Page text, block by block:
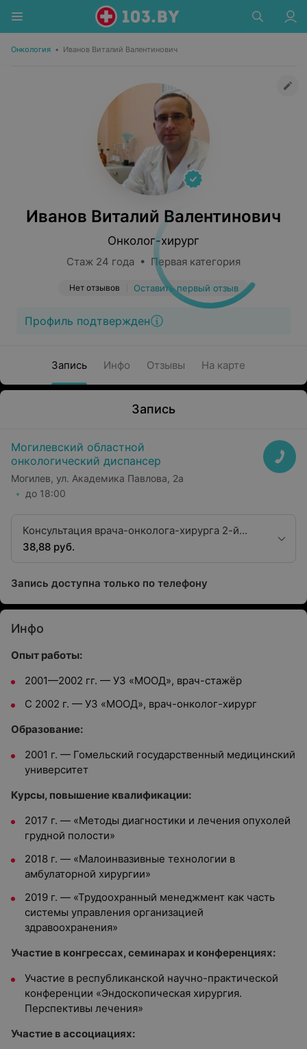
Онкология • Иванов Виталий Валентинович
Иванов Виталий Валентинович
Онколог-хирург
Стаж 24 года • Первая категория
Нет отзывов Оставить первый отзыв
Профиль подтвержден
Запись Инфо Отзывы На карте
Запись
Могилевский областной
онкологический диспансер
Могилев, ул. Академика Павлова, 2а
до 18:00
Консультация врача-онколога-хирурга 2-й
квалификационной категории
38,88 руб.
Запись доступна только по телефону
Инфо
Опыт работы:
2001—2002 гг. — УЗ «МООД», врач-стажёр
С 2002 г. — УЗ «МООД», врач-онколог-хирург
Образование:
2001 г. — Гомельский государственный медицинский
университет
Курсы, повышение квалификации:
2017 г. — «Методы диагностики и лечения опухолей
грудной полости»
2018 г. — «Малоинвазивные технологии в
амбулаторной хирургии»
2019 г. — «Трудоохранный менеджмент как часть
системы управления организацией
здравоохранения»
Участие в конгрессах, семинарах и конференциях:
Участие в республиканской научно-практической
конференции «Эндоскопическая хирургия.
Перспективы лечения»
Участие в ассоциациях: